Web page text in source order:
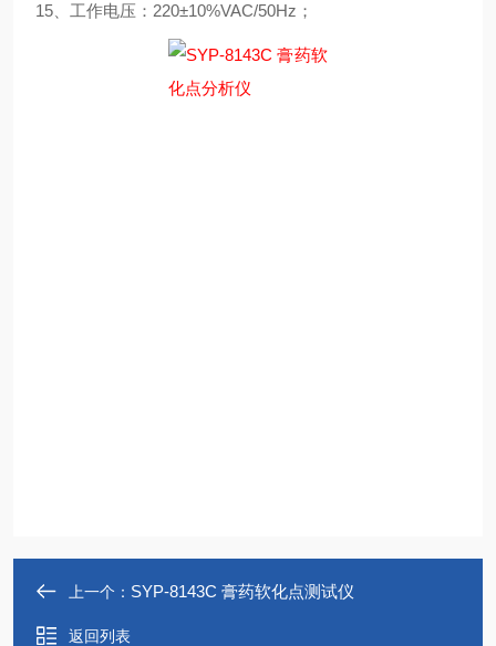
15、工作电压：220±10%VAC/50Hz；
上一个： SYP-8143C 膏药软化点测试仪
返回列表